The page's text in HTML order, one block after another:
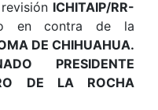
ICHITAIP/RR-
en contra de la
DE CHIHUAHUA.
PRESIDENTE
DE LA ROCHA